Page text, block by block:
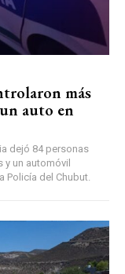
más
auto en
dejó 84 personas
y un automóvil
Policía del Chubut.